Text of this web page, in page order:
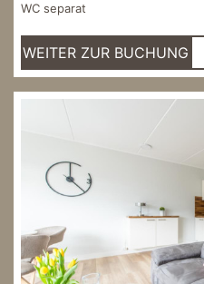
WC separat
WEITER ZUR BUCHUNG